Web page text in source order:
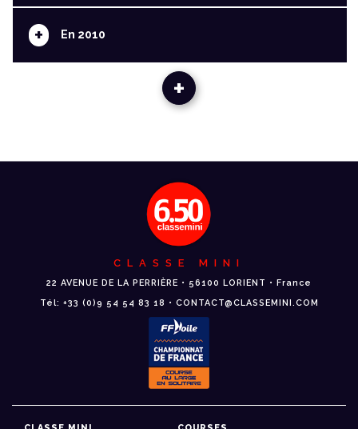
+ En 2010
+
CLASSE MINI
22 AVENUE DE LA PERRIÈRE • 56100 LORIENT • France
Tél: +33 (0)9 54 54 83 18 • CONTACT@CLASSEMINI.COM